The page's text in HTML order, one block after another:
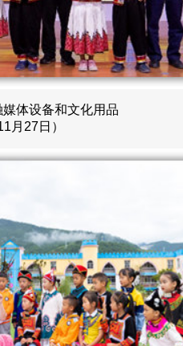
体设备和文化用品
月27日）